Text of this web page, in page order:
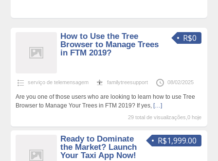
R$0
How to Use the Tree
Browser to Manage Trees
in FTM 2019?
serviço de telemensagem familytreesupport 08/02/2025
Are you one of those users who are looking to learn how to use Tree
Browser to Manage Your Trees in FTM 2019? If yes, […]
29 total de visualizações,0 hoje
R$1,999.00
Ready to Dominate
the Market? Launch
Your Taxi App Now!